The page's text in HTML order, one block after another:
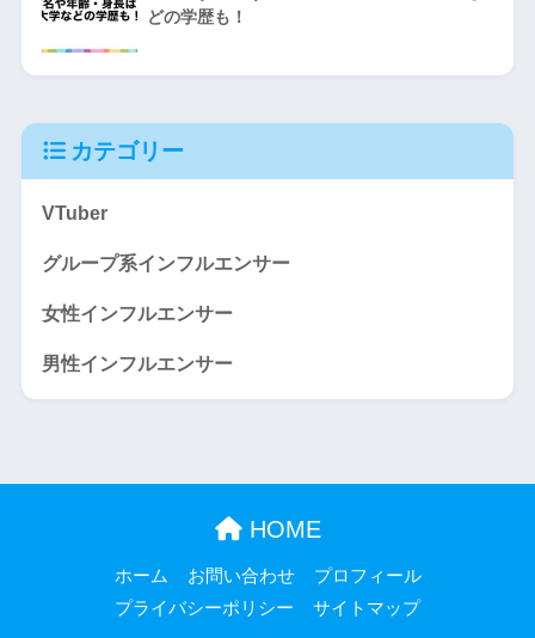
どの学歴も！
カテゴリー
VTuber
グループ系インフルエンサー
女性インフルエンサー
男性インフルエンサー
HOME
ホーム お問い合わせ
プロフィール
プライバシーポリシー
サイトマップ